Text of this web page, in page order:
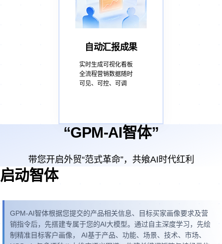
自动汇报成果
实时生成可视化看板
全流程营销数据随时
可见、可控、可调
“GPM-AI智体”
带您开启外贸“范式革命”，共飨AI时代红利
启动智体
GPM-AI智体根据您提交的产品相关信息、目标买家画像要求及营
销指令后，先搭建专属于您的AI大模型。通过自主深度学习，先绘
制精准目标客户画像， AI基于产品、功能、场景、技术、市场、